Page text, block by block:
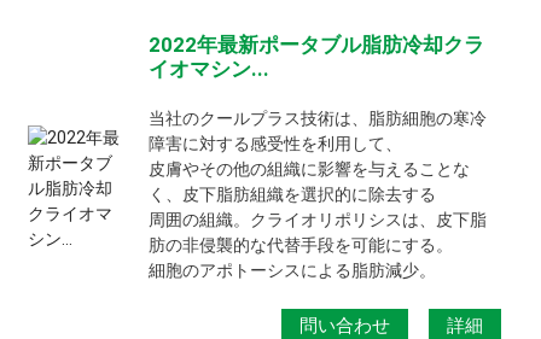
2022年最新ポータブル脂肪冷却クラ
イオマシン...
当社のクールプラス技術は、脂肪細胞の寒冷
障害に対する感受性を利用して、
皮膚やその他の組織に影響を与えることな
く、皮下脂肪組織を選択的に除去する
周囲の組織。クライオリポリシスは、皮下脂
肪の非侵襲的な代替手段を可能にする。
細胞のアポトーシスによる脂肪減少。
問い合わせ 詳細